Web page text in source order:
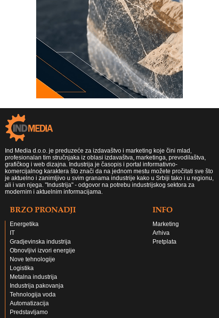
Ind Media d.o.o. je preduzeće za izdavaštvo i marketing koje čini mlad,
profesionalan tim stručnjaka iz oblasi izdavaštva, marketinga, prevodilaštva,
grafičkog i web dizajna. Industrija je časopis i portal informativno-
komercijalnog karaktera što znači da na jednom mestu možete pročitati sve što
je aktuelno i zanimljivo u svim granama industrije kako u Srbiji tako i u regionu,
ali i van njega. "Industrija" - odgovor na potrebu industrijskog sektora za
modernim i aktuelnim informacijama.
BRZO PRONADJI
Energetika
IT
Gradjevinska industrija
Obnovljivi izvori energije
Nove tehnologije
Logistika
Metalna industrija
Industrija pakovanja
Tehnologija voda
Automatizacija
Predstavljamo
INFO
Marketing
Arhiva
Pretplata